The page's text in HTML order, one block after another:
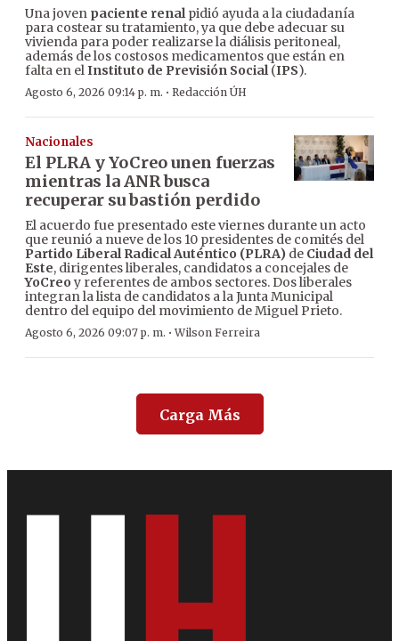
Una joven paciente renalpidió ayuda a la ciudadanía
para costear su tratamiento, ya que debe adecuar su
vivienda para poder realizarse la diálisis peritoneal,
además de los costosos medicamentos que están en
falta en elInstituto de Previsión Social(IPS).
Agosto 6, 2026 09:14 p. m. · Redacción ÚH
Nacionales
El PLRA y YoCreo unen fuerzas
mientras la ANR busca
recuperar su bastión perdido
El acuerdo fue presentado este viernes durante un acto
que reunió a nueve de los 10 presidentes de comités del
Partido Liberal Radical Auténtico (PLRA) de Ciudad del
Este, dirigentes liberales, candidatos a concejales de
YoCreo y referentes de ambos sectores. Dos liberales
integran la lista de candidatos a la Junta Municipal
dentro del equipo del movimiento de Miguel Prieto.
Agosto 6, 2026 09:07 p. m. ·Wilson Ferreira
Carga Más